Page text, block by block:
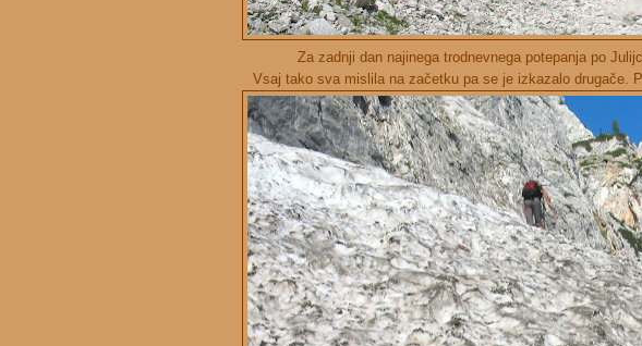
Za zadnji dan najinega trodnevnega potepanja po
Vsaj tako sva mislila na začetku pa se je izkazalo drugače.